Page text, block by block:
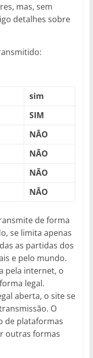
mas, sem
detalhes sobre
sim
SIM
NÃO
NÃO
NÃO
NÃO
de forma
se limita apenas
as partidas dos
e pelo mundo.
pela internet, o
legal.
aberta, o site se
O
de plataformas
outras formas